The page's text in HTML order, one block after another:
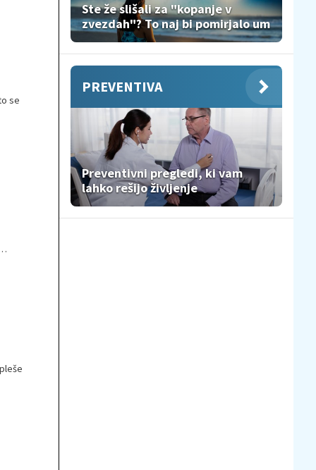
se
Ste že slišali za "kopanje v
zvezdah"? To naj bi pomirjalo um
PREVENTIVA
Preventivni pregledi, ki vam
lahko rešijo življenje